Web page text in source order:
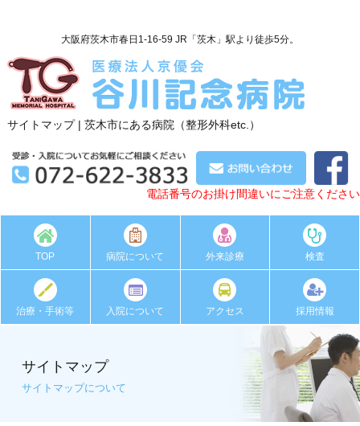
大阪府茨木市春日1-16-59 JR「茨木」駅より徒歩5分。
サイトマップ | 茨木市にある病院（整形外科etc.）
電話番号のお掛け間違いにご注意ください
TOP 病院について 外来診療 検査
治療・手術等 入院について アクセス 採用情報
サイトマップ
サイトマップについて